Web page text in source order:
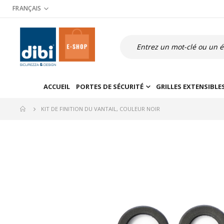
Allez
au
FRANÇAIS
ACCUEIL PORTES DE SÉCURITÉ GRILLES
KIT DE FINITION DU VANTAIL, COULEUR NOIR